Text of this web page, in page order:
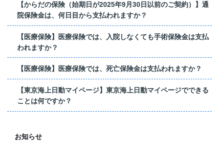
【からだの保険（始期日が2025年9月30日以前のご契約）】通
院保険金は、何日目から支払われますか？
【医療保険】医療保険では、入院しなくても手術保険金は支払
われますか？
【医療保険】医療保険では、死亡保険金は支払われますか？
【東京海上日動マイページ】東京海上日動マイページでできる
ことは何ですか？
お知らせ